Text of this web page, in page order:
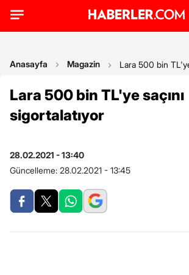
Anasayfa Magazin Lara 500 bin TL'ye
Lara 500 bin TL'ye saçını
sigortalatıyor
28.02.2021 - 13:40
Güncelleme: 28.02.2021 - 13:45